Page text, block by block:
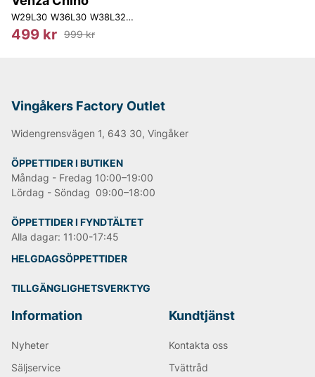
W29L30 W36L30 W38L32 W30L34
499 kr 999 kr
Vingåkers Factory Outlet
Widengrensvägen 1, 643 30, Vingåker
ÖPPETTIDER I BUTIKEN
Måndag - Fredag 10:00–19:00
Lördag - Söndag 09:00–18:00
ÖPPETTIDER I FYNDTÄLTET
Alla dagar: 11:00-17:45
HELGDAGSÖPPETTIDER
TILLGÄNGLIGHETSVERKTYG
Information
Nyheter
Säljservice
Kundtjänst
Kontakta oss
Tvättråd